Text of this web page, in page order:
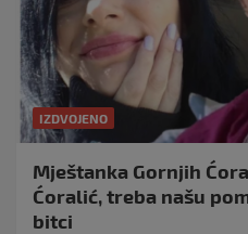
IZDVOJENO
Mještanka Gornjih
Ćoralić, treba našu
bitci